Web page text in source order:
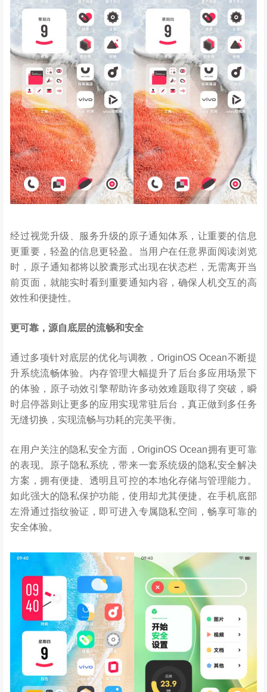
经过视觉升级、服务升级的原子通知体系，让重要的信息
更重要，轻盈的信息更轻盈。当用户在任意界面阅读浏览
时，原子通知都将以胶囊形式出现在状态栏，无需离开当
前页面，就能实时看到重要通知内容，确保人机交互的高
效性和便捷性。
更可靠，源自底层的流畅和安全
通过多项针对底层的优化与调教，OriginOS Ocean不断提
升系统流畅体验。内存管理大幅提升了后台多应用场景下
的体验，原子动效引擎帮助许多动效难题取得了突破，瞬
时启停器则让更多的应用实现常驻后台，真正做到多任务
无缝切换，实现流畅与功耗的完美平衡。
在用户关注的隐私安全方面，OriginOS Ocean拥有更可靠
的表现。原子隐私系统，带来一套系统级的隐私安全解决
方案，拥有便捷、透明且可控的本地化存储与管理能力。
如此强大的隐私保护功能，使用却尤其便捷。在手机底部
左滑通过指纹验证，即可进入专属隐私空间，畅享可靠的
安全体验。